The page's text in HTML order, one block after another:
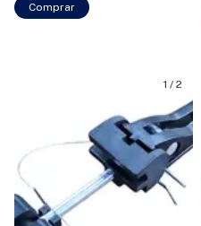
Comprar
1 / 2